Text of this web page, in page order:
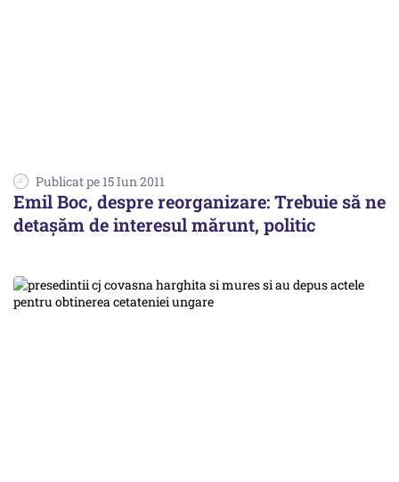
Publicat pe 15 Iun 2011
Emil Boc, despre reorganizare: Trebuie să ne
detaşăm de interesul mărunt, politic